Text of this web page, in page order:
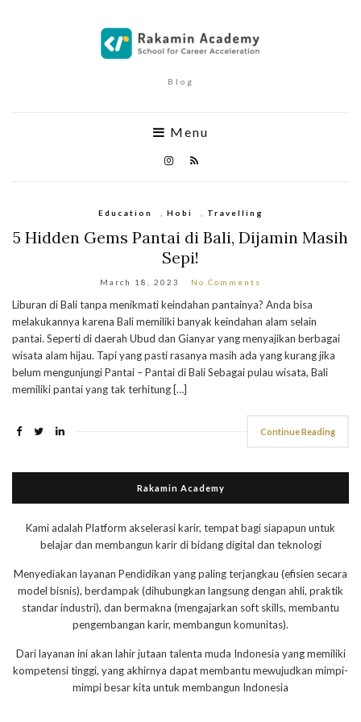
Blog
Menu
Education Hobi Travelling
5 Hidden Gems Pantai di Bali, Dijamin Masih
Sepi!
March 18, 2023 No Comments
Liburan di Bali tanpa menikmati keindahan pantainya? Anda bisa
melakukannya karena Bali memiliki banyak keindahan alam selain
pantai. Seperti di daerah Ubud dan Gianyar yang menyajikan berbagai
wisata alam hijau. Tapi yang pasti rasanya masih ada yang kurang jika
belum mengunjungi Pantai – Pantai di Bali Sebagai pulau wisata, Bali
memiliki pantai yang tak terhitung […]
Continue Reading
Rakamin Academy
Kami adalah Platform akselerasi karir, tempat bagi siapapun untuk
belajar dan membangun karir di bidang digital dan teknologi
Menyediakan layanan Pendidikan yang paling terjangkau (efisien secara
model bisnis), berdampak (dihubungkan langsung dengan ahli, praktik
standar industri), dan bermakna (mengajarkan soft skills, membantu
pengembangan karir, membangun komunitas).
Dari layanan ini akan lahir jutaan talenta muda Indonesia yang memiliki
kompetensi tinggi, yang akhirnya dapat membantu mewujudkan mimpi-
mimpi besar kita untuk membangun Indonesia